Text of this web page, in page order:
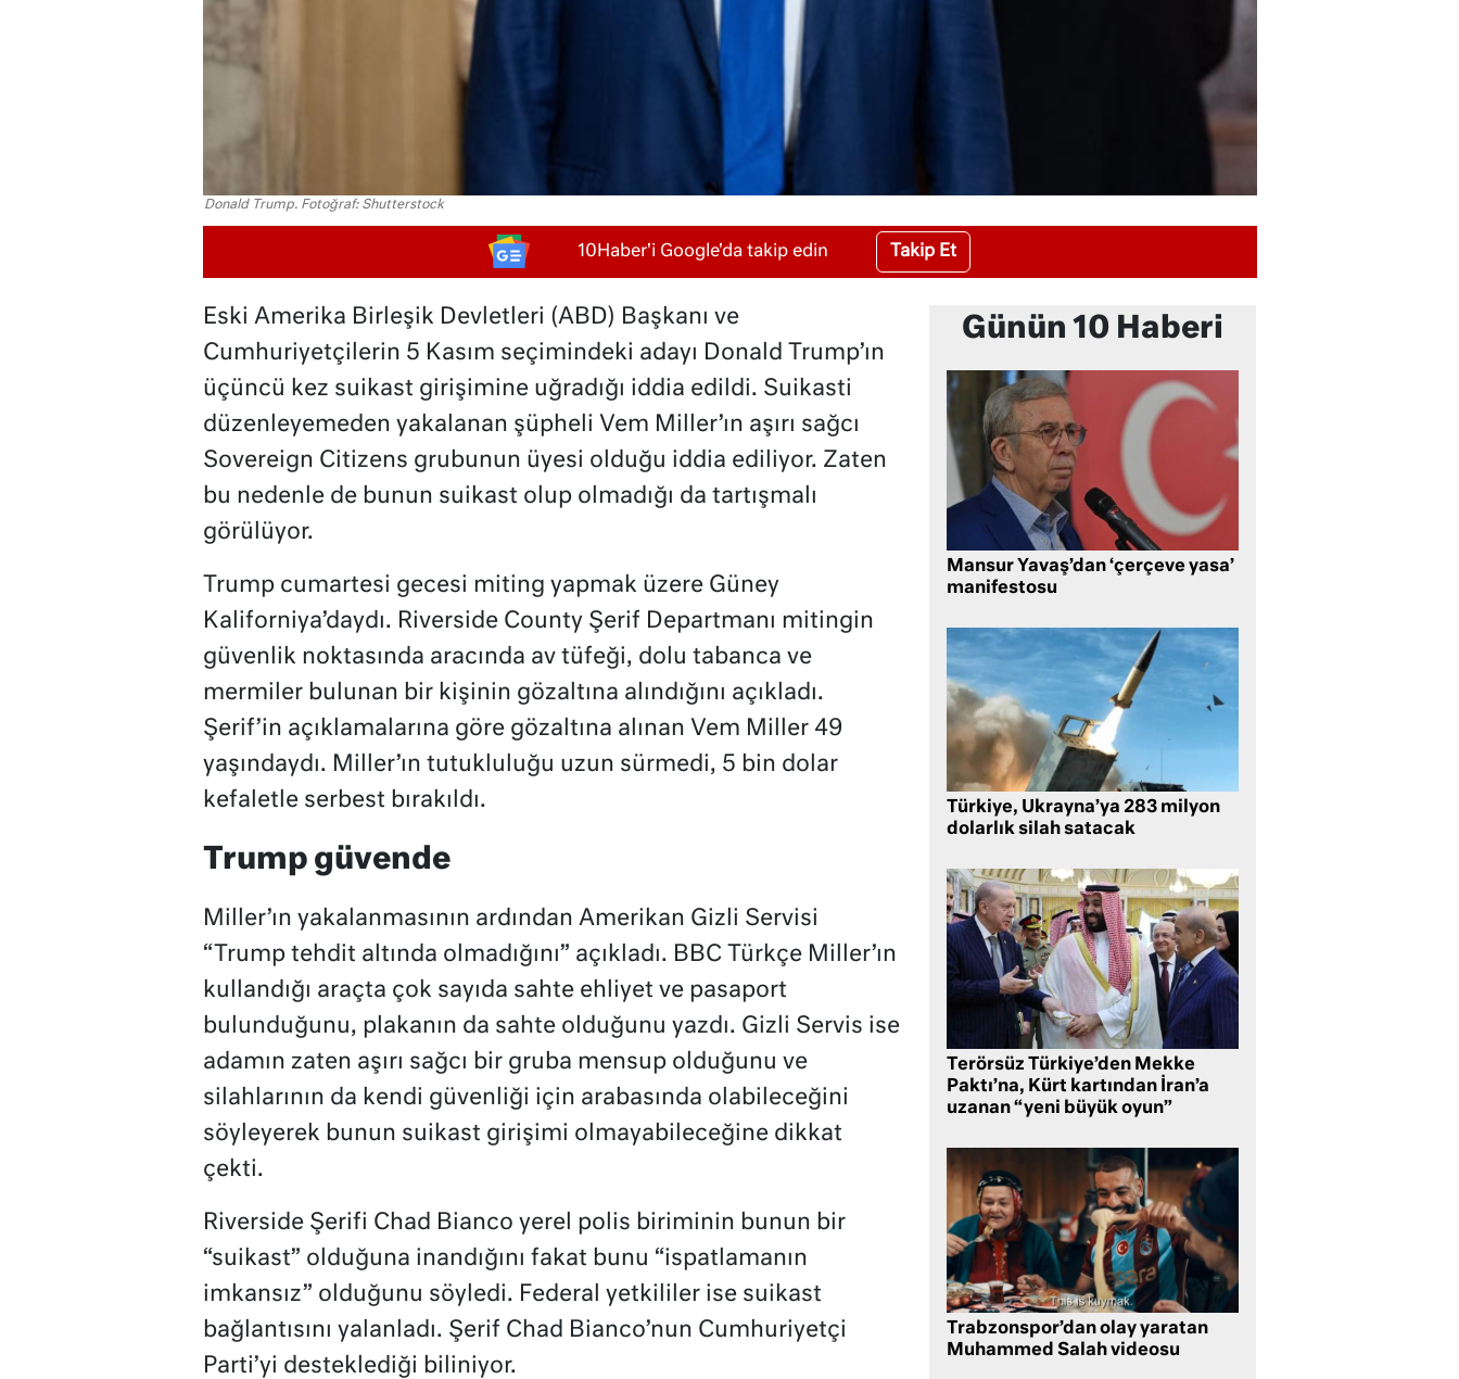
Donald Trump. Fotoğraf: Shutterstock
10Haber'i Google'da takip edin Takip Et
Eski Amerika Birleşik Devletleri (ABD) Başkanı ve
Cumhuriyetçilerin 5 Kasım seçimindeki adayı Donald Trump’ın
üçüncü kez suikast girişimine uğradığı iddia edildi. Suikasti
düzenleyemeden yakalanan şüpheli Vem Miller’ın aşırı sağcı
Sovereign Citizens grubunun üyesi olduğu iddia ediliyor. Zaten
bu nedenle de bunun suikast olup olmadığı da tartışmalı
görülüyor.
Trump cumartesi gecesi miting yapmak üzere Güney
Kaliforniya’daydı. Riverside County Şerif Departmanı mitingin
güvenlik noktasında aracında av tüfeği, dolu tabanca ve
mermiler bulunan bir kişinin gözaltına alındığını açıkladı.
Şerif’in açıklamalarına göre gözaltına alınan Vem Miller 49
yaşındaydı. Miller’ın tutukluluğu uzun sürmedi, 5 bin dolar
kefaletle serbest bırakıldı.
Trump güvende
Miller’ın yakalanmasının ardından Amerikan Gizli Servisi
“Trump tehdit altında olmadığını” açıkladı. BBC Türkçe Miller’ın
kullandığı araçta çok sayıda sahte ehliyet ve pasaport
bulunduğunu, plakanın da sahte olduğunu yazdı. Gizli Servis ise
adamın zaten aşırı sağcı bir gruba mensup olduğunu ve
silahlarının da kendi güvenliği için arabasında olabileceğini
söyleyerek bunun suikast girişimi olmayabileceğine dikkat
çekti.
Riverside Şerifi Chad Bianco yerel polis biriminin bunun bir
“suikast” olduğuna inandığını fakat bunu “ispatlamanın
imkansız” olduğunu söyledi. Federal yetkililer ise suikast
bağlantısını yalanladı. Şerif Chad Bianco’nun Cumhuriyetçi
Parti’yi desteklediği biliniyor.
Günün 10 Haberi
Mansur Yavaş’dan ‘çerçeve yasa’
manifestosu
Türkiye, Ukrayna’ya 283 milyon
dolarlık silah satacak
Terörsüz Türkiye’den Mekke
Paktı’na, Kürt kartından İran’a
uzanan “yeni büyük oyun”
Trabzonspor’dan olay yaratan
Muhammed Salah videosu